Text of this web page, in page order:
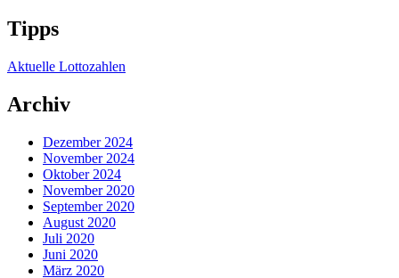
Tipps
Aktuelle Lottozahlen
Archiv
Dezember 2024
November 2024
Oktober 2024
November 2020
September 2020
August 2020
Juli 2020
Juni 2020
März 2020